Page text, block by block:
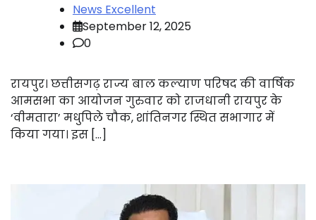
News Excellent
September 12, 2025
0
रायपुर। छत्तीसगढ़ राज्य बाल कल्याण परिषद की वार्षिक
आमसभा का आयोजन गुरुवार को राजधानी रायपुर के
‘वीमतारा’ मधुपिले चौक, शांतिनगर स्थित सभागार में
किया गया। इस […]